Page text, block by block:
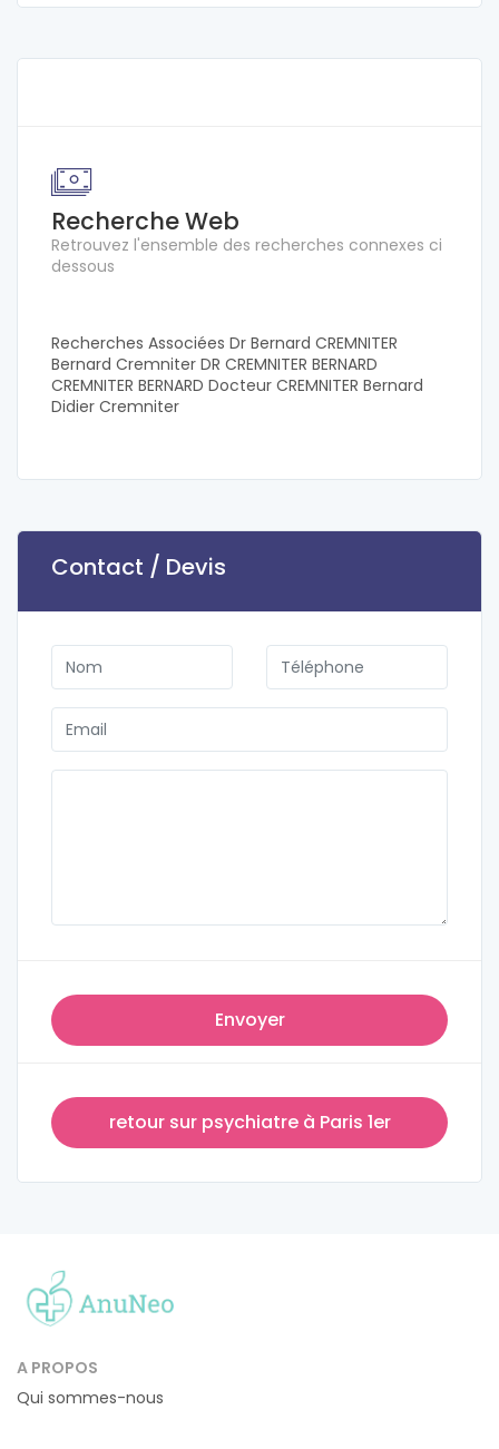
Recherche Web
Retrouvez l'ensemble des recherches connexes ci
dessous
Recherches Associées Dr Bernard CREMNITER
Bernard Cremniter DR CREMNITER BERNARD
CREMNITER BERNARD Docteur CREMNITER Bernard
Didier Cremniter
Contact / Devis
Envoyer
retour sur psychiatre à Paris 1er
A PROPOS
Qui sommes-nous